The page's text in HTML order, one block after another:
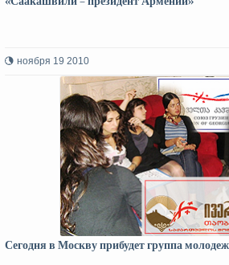
ноября 19 2010
Сегодня в Москву прибудет группа